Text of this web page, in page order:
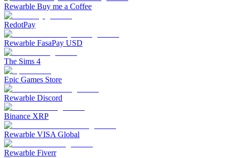
Rewarble Buy me a Coffee
RedotPay
Rewarble FasaPay USD
The Sims 4
Epic Games Store
Rewarble Discord
Binance XRP
Rewarble VISA Global
Rewarble Fiverr